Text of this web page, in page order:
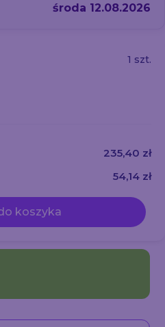
środa 12.08.2026
1 szt.
235,40 zł
54,14 zł
koszyka